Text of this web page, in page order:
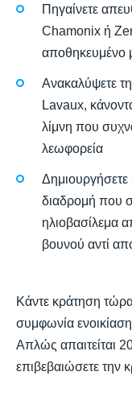
Πηγαίνετε
Chamonix ή
αποθηκευμένο
Ανακαλύψετε
Lavaux,
λίμνη που
λεωφορεία
διαδρομή που
ηλιοβασίλεμα
βουνού αντί
Κάντε κράτηση
συμφωνία
Απλώς απαιτείται
επιβεβαιώσετε την